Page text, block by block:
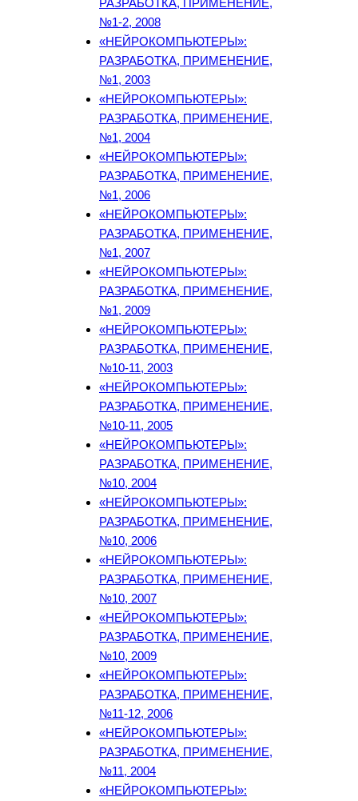
РАЗРАБОТКА, ПРИМЕНЕНИЕ,
№1-2, 2008
«НЕЙРОКОМПЬЮТЕРЫ»:
РАЗРАБОТКА, ПРИМЕНЕНИЕ,
№1, 2003
«НЕЙРОКОМПЬЮТЕРЫ»:
РАЗРАБОТКА, ПРИМЕНЕНИЕ,
№1, 2004
«НЕЙРОКОМПЬЮТЕРЫ»:
РАЗРАБОТКА, ПРИМЕНЕНИЕ,
№1, 2006
«НЕЙРОКОМПЬЮТЕРЫ»:
РАЗРАБОТКА, ПРИМЕНЕНИЕ,
№1, 2007
«НЕЙРОКОМПЬЮТЕРЫ»:
РАЗРАБОТКА, ПРИМЕНЕНИЕ,
№1, 2009
«НЕЙРОКОМПЬЮТЕРЫ»:
РАЗРАБОТКА, ПРИМЕНЕНИЕ,
№10-11, 2003
«НЕЙРОКОМПЬЮТЕРЫ»:
РАЗРАБОТКА, ПРИМЕНЕНИЕ,
№10-11, 2005
«НЕЙРОКОМПЬЮТЕРЫ»:
РАЗРАБОТКА, ПРИМЕНЕНИЕ,
№10, 2004
«НЕЙРОКОМПЬЮТЕРЫ»:
РАЗРАБОТКА, ПРИМЕНЕНИЕ,
№10, 2006
«НЕЙРОКОМПЬЮТЕРЫ»:
РАЗРАБОТКА, ПРИМЕНЕНИЕ,
№10, 2007
«НЕЙРОКОМПЬЮТЕРЫ»:
РАЗРАБОТКА, ПРИМЕНЕНИЕ,
№10, 2009
«НЕЙРОКОМПЬЮТЕРЫ»:
РАЗРАБОТКА, ПРИМЕНЕНИЕ,
№11-12, 2006
«НЕЙРОКОМПЬЮТЕРЫ»:
РАЗРАБОТКА, ПРИМЕНЕНИЕ,
№11, 2004
«НЕЙРОКОМПЬЮТЕРЫ»: